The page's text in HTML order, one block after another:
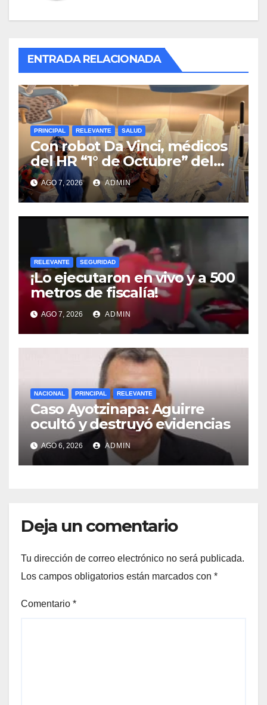
ENTRADA RELACIONADA
PRINCIPAL RELEVANTE SALUD
Con robot Da Vinci, médicos
del HR “1° de Octubre” del
ISSSTE retiran tumor renal a
paciente de 72 años
AGO 7, 2026 ADMIN
RELEVANTE SEGURIDAD
¡Lo ejecutaron en vivo y a 500
metros de fiscalía!
AGO 7, 2026 ADMIN
NACIONAL PRINCIPAL RELEVANTE
Caso Ayotzinapa: Aguirre
ocultó y destruyó evidencias
AGO 6, 2026 ADMIN
Deja un comentario
Tu dirección de correo electrónico no será publicada.
Los campos obligatorios están marcados con *
Comentario *